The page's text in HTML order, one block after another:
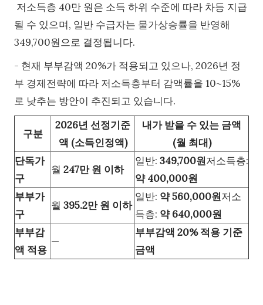
저소득층 40만 원은 소득 하위 수준에 따라 차등 지급
될 수 있으며, 일반 수급자는 물가상승률을 반영해
349,700원으로 결정됩니다.
- 현재 부부감액 20%가 적용되고 있으나, 2026년 정
부 경제전략에 따라 저소득층부터 감액률을 10~15%
로 낮추는 방안이 추진되고 있습니다.
구분
2026년 선정기준
액 (소득인정액)
내가 받을 수 있는 금액
(월 최대)
단독가
구
월 247만 원 이하
일반: 349,700원저소득층:
약 400,000원
부부가
구
월 395.2만 원 이하
일반: 약 560,000원저소
득층: 약 640,000원
부부감
액 적용
—
부부감액 20% 적용 기준
금액